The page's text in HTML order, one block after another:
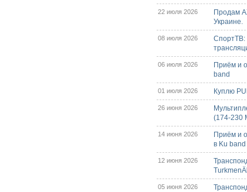
22 июля 2026
Продам
Украине.
08 июля 2026
СпортТВ:
06 июля 2026
Приём и
band
01 июля 2026 Куплю
26 июня 2026
(174-230
14 июня 2026
Приём и
в Ku band
12 июня 2026
05 июня 2026